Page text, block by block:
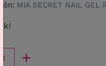
MIA SECRET NAIL GEL